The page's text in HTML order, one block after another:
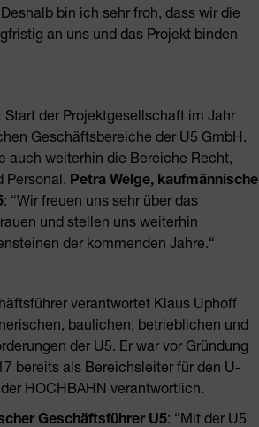
bin ich sehr froh, dass wir die
an uns und das Projekt binden
Start der Projektgesellschaft im Jahr
Geschäftsbereiche der U5 GmbH.
auch weiterhin die Bereiche Recht,
Personal. Petra Welge, kaufmännische
: “Wir freuen uns sehr über das
und stellen uns weiterhin
der kommenden Jahre.“
verantwortet Klaus Uphoff
baulichen, betrieblichen und
der U5. Er war vor Gründung
bereits als Bereichsleiter für den U-
HOCHBAHN verantwortlich.
Geschäftsführer U5: “Mit der U5